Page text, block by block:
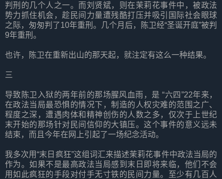
判刑的几个人之一。而刘贤斌，则在茉莉花事件中，被政法
势力抓住机会，趁民间力量遭残酷打压并吸引国际社会眼球
之际，匆匆判了10年重刑。几个月后，陈卫经“圣诞开庭”被判
9年重刑。
也许，陈卫在重新出山的那天起，就注定有这么一种结果。
三
导致陈卫入狱的两年前的那场腥风血雨，是 “六四”22年来，
在政法当局最恐惧的情况下，制造的人权灾难的范围之广、
程度之深，遭遇肉体和精神创伤的人数之多，仅次于上世纪
末开始的那场针对民间信仰的大镇压。这个事件的意义远未
结束，而且今年在网上引起了一场纪念活动。
我多次用“末日疯狂”这组词汇来描述茉莉花事件中政法当局的
作为。如果不是最高政法当局感到末日即将来临，他们不会
用如此疯狂的手段对付手无寸铁的民间力量。至少有几百人